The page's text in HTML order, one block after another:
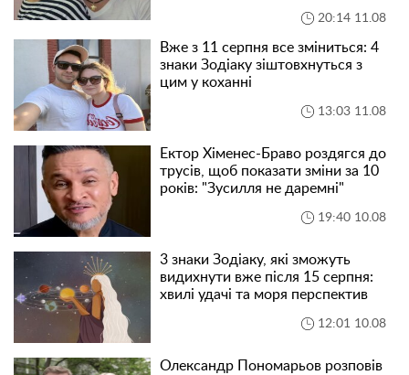
20:14 11.08
Вже з 11 серпня все зміниться: 4
знаки Зодіаку зіштовхнуться з
цим у коханні
13:03 11.08
Ектор Хіменес-Браво роздягся до
трусів, щоб показати зміни за 10
років: "Зусилля не даремні"
19:40 10.08
3 знаки Зодіаку, які зможуть
видихнути вже після 15 серпня:
хвилі удачі та моря перспектив
12:01 10.08
Олександр Пономарьов розповів